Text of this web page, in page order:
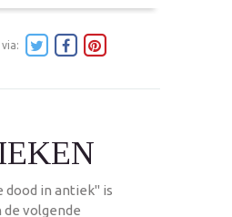
dood in antiek" is
volgende